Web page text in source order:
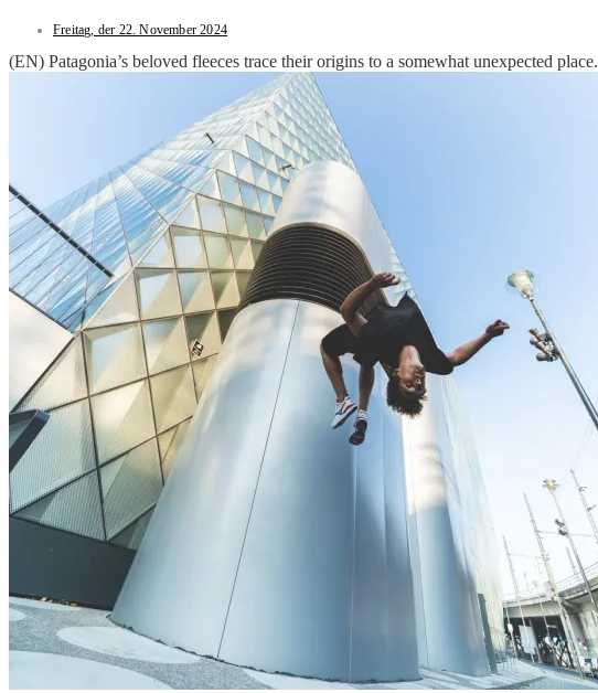
Freitag, der 22. November 2024
(EN) Patagonia’s beloved fleeces trace their origins to a somewhat unexpected place.